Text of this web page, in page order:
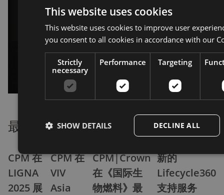
CPM Extricom 挤压技术如
何使高性能赛车轮胎更环保
最新 消息 查看所有新闻
CPM 在
LIGNA
2025 展
CPM 在
VIV
Asia
CPM|Crown
在《国际生
物燃料》最
新的
Lifecycle360
支持服务
This website uses cookies
This website uses cookies to improve user
you consent to all cookies in accordance with our
Strictly
necessary
Performance Targeting
DECLINE ALL
SHOW DETAILS